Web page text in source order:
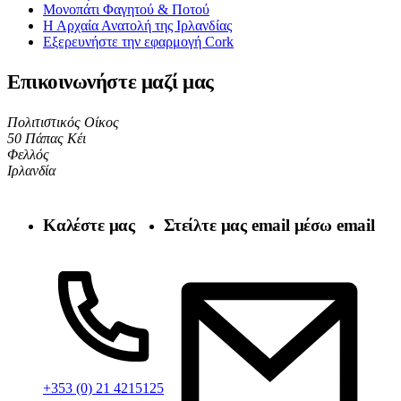
Μονοπάτι Φαγητού & Ποτού
Η Αρχαία Ανατολή της Ιρλανδίας
Εξερευνήστε την εφαρμογή Cork
Επικοινωνήστε μαζί μας
Πολιτιστικός Οίκος
50 Πάπας Κέι
Φελλός
Ιρλανδία
Καλέστε μας
+353 (0) 21 4215125
Στείλτε μας email μέσω email